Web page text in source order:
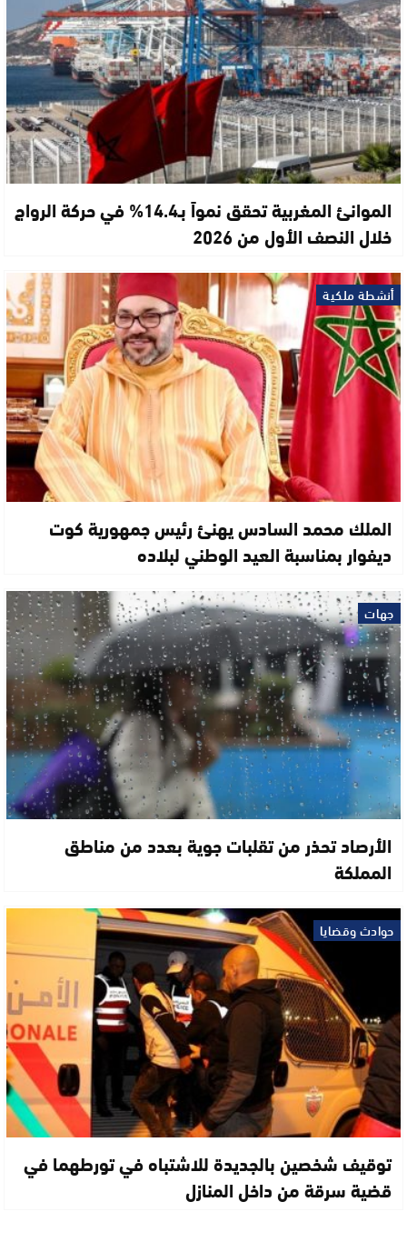
الموانئ المغربية تحقق نمواً بـ14.4% في حركة الرواج
خلال النصف الأول من 2026
أنشطة ملكية
الملك محمد السادس يهنئ رئيس جمهورية كوت
ديفوار بمناسبة العيد الوطني لبلاده
جهات
الأرصاد تحذر من تقلبات جوية بعدد من مناطق
المملكة
حوادث وقضايا
توقيف شخصين بالجديدة للاشتباه في تورطهما في
قضية سرقة من داخل المنازل